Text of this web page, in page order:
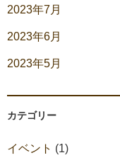
2023年7月
2023年6月
2023年5月
カテゴリー
イベント (1)